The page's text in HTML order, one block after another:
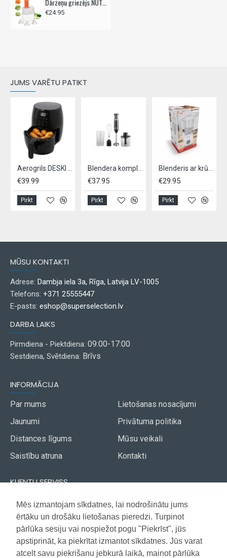
Mēs izmantojam sīkdatnes, lai nodrošinātu jums
ērtāku un drošāku lietošanas pieredzi. Turpinot
pārlūka sesiju vai nospiežot pogu "Piekrīst", jūs
apstiprināt, ka piekrītat izmantot sīkdatnes. Jūs varat
atcelt savu piekrišanu jebkurā laikā, mainot pārlūka
€24.95
JUMS VARĒTU PATIKT
€39.99
Pirkt
Blendera komplekts SCHAFER 600W - melns
€37.95
Pirkt
Blenderis ar krūzi ALPINA 1,5L 400W - balts
€29.95
Pirkt
MŪSU KONTAKTI
Adrese: Dambja iela 3a, Rīga, Latvija LV-1005
Telefons: +371 25555447
E-pasts: eshop@superselection.lv
DARBA LAIKS
Pirmdiena - Piektdiena: 09:00-17:00
Sestdiena, Svētdiena: Brīvs
INFORMĀCIJA
Par mums
Jaunumi
Distances līgums
Saistību atruna
Lietošanas nosacījumi
Privātuma politika
Mūsu veikali
Kontakti
KLIENTU SERVISS
Piegāde
Apmaksa
Garantija
Akcijas avīze
Vietnes karte